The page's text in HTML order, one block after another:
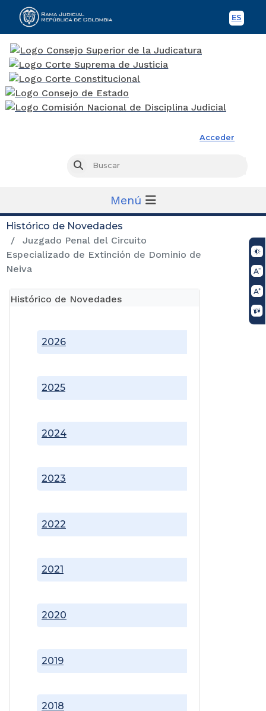
ES
Acceder
Buscar
Menú
Histórico de Novedades
Juzgado Penal del Circuito
Especializado de Extinción de Dominio de
Neiva
Histórico de Novedades
2018
2019
2020
2021
2022
2023
2024
2025
2026